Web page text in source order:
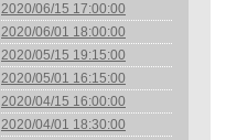
2020/06/15 17:00:00
2020/06/01 18:00:00
2020/05/15 19:15:00
2020/05/01 16:15:00
2020/04/15 16:00:00
2020/04/01 18:30:00